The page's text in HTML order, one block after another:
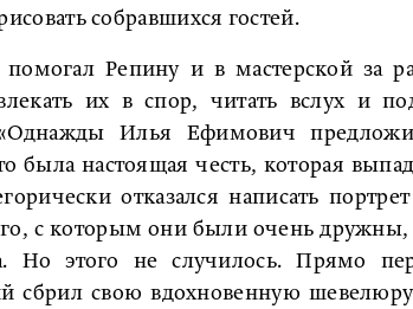
собравшихся гостей.
помогал Репину и в мастерской за
их в спор, читать вслух и
Илья Ефимович
была настоящая честь, которая
отказался написать
с которым они были очень дружны,
Но этого не случилось. Прямо
сбрил свою вдохновенную